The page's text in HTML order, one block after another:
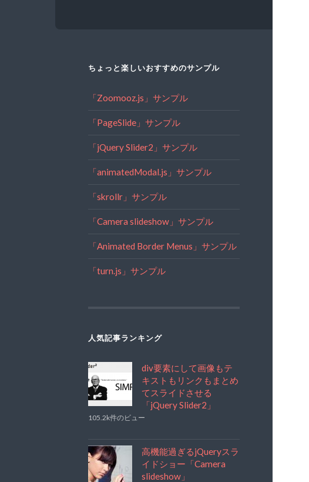
ちょっと楽しいおすすめのサンプル
「Zoomooz.js」サンプル
「PageSlide」サンプル
「jQuery Slider2」サンプル
「animatedModal.js」サンプル
「skrollr」サンプル
「Camera slideshow」サンプル
「Animated Border Menus」サンプル
「turn.js」サンプル
人気記事ランキング
div要素にして画像もテ
キストもリンクもまとめ
てスライドさせる
「jQuery Slider2」
105.2k件のビュー
高機能過ぎるjQueryスラ
イドショー「Camera
slideshow」